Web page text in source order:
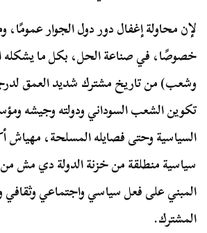
لإن محاولة إغفال دور دول الجوار
خصوصًا، في صناعة الحل، بكل ما يشكله
وشعب) من تاريخ مشترك شديد العمق
تكوين الشعب السوداني ودولته وجيشه
السياسية وحتى فصايله المسلحة،
سياسية منطلقة من خزنة الدولة دي مش
المبني على فعل سياسي واجتماعي وثقافي
المشترك.